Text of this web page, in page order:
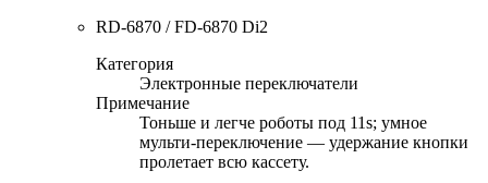
RD-6870 / FD-6870 Di2
Категория
Электронные переключатели
Примечание
Тоньше и легче роботы под 11s; умное
мульти-переключение — удержание кнопки
пролетает всю кассету.